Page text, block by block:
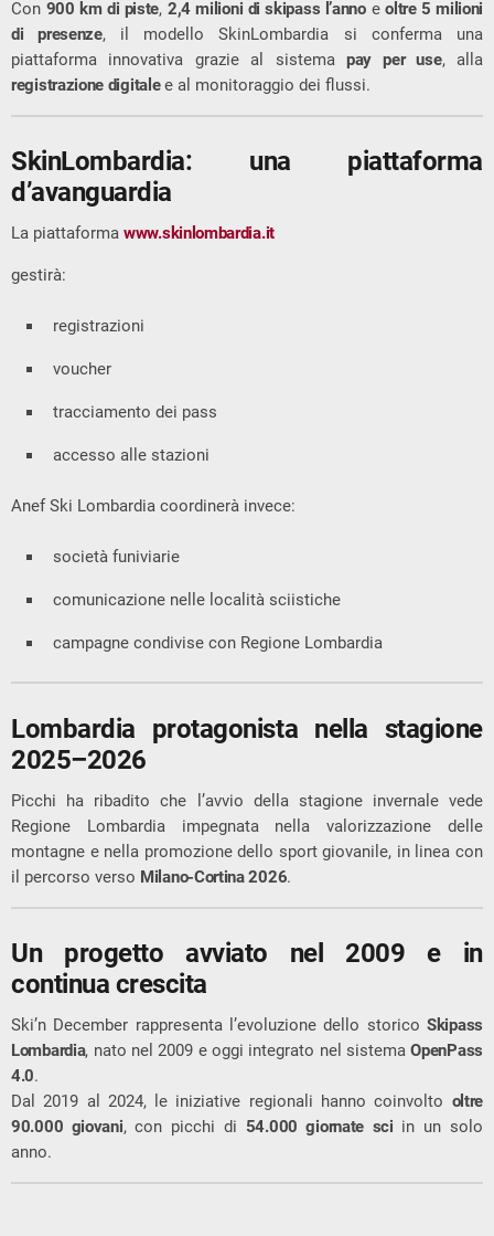
Con 900 km di piste, 2,4 milioni di skipass l’annoeoltre 5 milioni
di presenze, il modello SkinLombardia si conferma una
piattaforma innovativa grazie al sistemapay per use, alla
registrazione digitalee al monitoraggio dei flussi.
SkinLombardia: una piattaforma
d’avanguardia
La piattaforma www.skinlombardia.it
gestirà:
registrazioni
voucher
tracciamento dei pass
accesso alle stazioni
Anef Ski Lombardia coordinerà invece:
società funiviarie
comunicazione nelle località sciistiche
campagne condivise con Regione Lombardia
Lombardia protagonista nella stagione
2025–2026
Picchi ha ribadito che l’avvio della stagione invernale vede
Regione Lombardia impegnata nella valorizzazione delle
montagne e nella promozione dello sport giovanile, in linea con
il percorso verso Milano-Cortina 2026.
Un progetto avviato nel 2009 e in
continua crescita
Ski’n December rappresenta l’evoluzione dello storicoSkipass
Lombardia, nato nel 2009 e oggi integrato nel sistemaOpenPass
4.0.
Dal 2019 al 2024, le iniziative regionali hanno coinvolto oltre
90.000 giovani, con picchi di 54.000 giornate sci in un solo
anno.